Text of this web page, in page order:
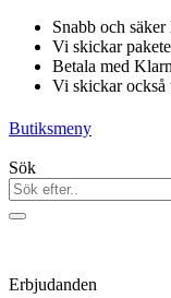
Hoppa
innehåll
Snabb och säker
Vi skickar
Betala med
Vi skickar
Butiksmeny
Sök
Erbjudanden